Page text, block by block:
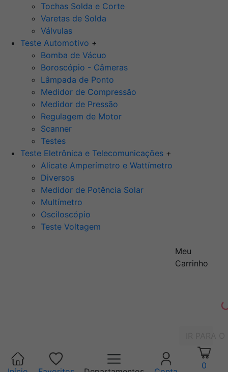
Tochas Solda e Corte
Varetas de Solda
Válvulas
Teste Automotivo +
Bomba de Vácuo
Boroscópio - Câmeras
Lâmpada de Ponto
Medidor de Compressão
Medidor de Pressão
Regulagem de Motor
Scanner
Testes
Teste Eletrônica e Telecomunicações +
Alicate Amperímetro e Wattímetro
Diversos
Medidor de Potência Solar
Multímetro
Osciloscópio
Teste Voltagem
Meu
Carrinho
0